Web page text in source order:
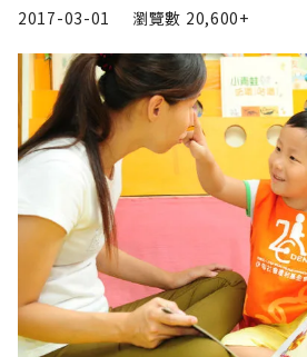
2017-03-01
瀏覽數 20,600+